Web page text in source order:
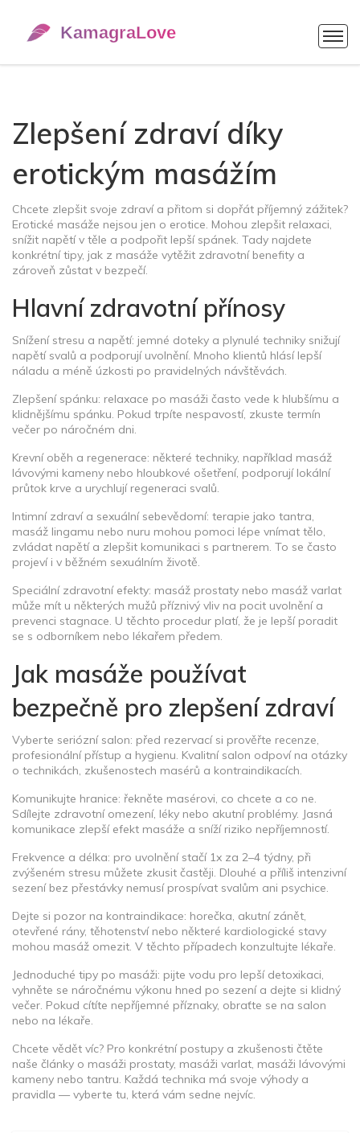
Zlepšení zdraví díky
erotickým masážím
Chcete zlepšit svoje zdraví a přitom si dopřát příjemný zážitek?
Erotické masáže nejsou jen o erotice. Mohou zlepšit relaxaci,
snížit napětí v těle a podpořit lepší spánek. Tady najdete
konkrétní tipy, jak z masáže vytěžit zdravotní benefity a
zároveň zůstat v bezpečí.
Hlavní zdravotní přínosy
Snížení stresu a napětí: jemné doteky a plynulé techniky snižují
napětí svalů a podporují uvolnění. Mnoho klientů hlásí lepší
náladu a méně úzkosti po pravidelných návštěvách.
Zlepšení spánku: relaxace po masáži často vede k hlubšímu a
klidnějšímu spánku. Pokud trpíte nespavostí, zkuste termín
večer po náročném dni.
Krevní oběh a regenerace: některé techniky, například masáž
lávovými kameny nebo hloubkové ošetření, podporují lokální
průtok krve a urychlují regeneraci svalů.
Intimní zdraví a sexuální sebevědomí: terapie jako tantra,
masáž lingamu nebo nuru mohou pomoci lépe vnímat tělo,
zvládat napětí a zlepšit komunikaci s partnerem. To se často
projeví i v běžném sexuálním životě.
Speciální zdravotní efekty: masáž prostaty nebo masáž varlat
může mít u některých mužů příznivý vliv na pocit uvolnění a
prevenci stagnace. U těchto procedur platí, že je lepší poradit
se s odborníkem nebo lékařem předem.
Jak masáže používat
bezpečně pro zlepšení zdraví
Vyberte seriózní salon: před rezervací si prověřte recenze,
profesionální přístup a hygienu. Kvalitní salon odpoví na otázky
o technikách, zkušenostech masérů a kontraindikacích.
Komunikujte hranice: řekněte masérovi, co chcete a co ne.
Sdílejte zdravotní omezení, léky nebo akutní problémy. Jasná
komunikace zlepší efekt masáže a sníží riziko nepříjemností.
Frekvence a délka: pro uvolnění stačí 1x za 2–4 týdny, při
zvýšeném stresu můžete zkusit častěji. Dlouhé a příliš intenzivní
sezení bez přestávky nemusí prospívat svalům ani psychice.
Dejte si pozor na kontraindikace: horečka, akutní zánět,
otevřené rány, těhotenství nebo některé kardiologické stavy
mohou masáž omezit. V těchto případech konzultujte lékaře.
Jednoduché tipy po masáži: pijte vodu pro lepší detoxikaci,
vyhněte se náročnému výkonu hned po sezení a dejte si klidný
večer. Pokud cítíte nepříjemné příznaky, obraťte se na salon
nebo na lékaře.
Chcete vědět víc? Pro konkrétní postupy a zkušenosti čtěte
naše články o masáži prostaty, masáži varlat, masáži lávovými
kameny nebo tantru. Každá technika má svoje výhody a
pravidla — vyberte tu, která vám sedne nejvíc.